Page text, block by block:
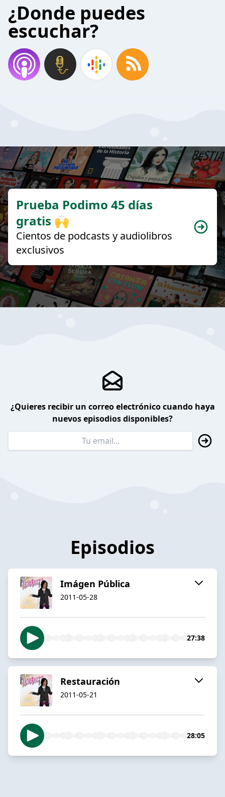
¿Donde puedes
escuchar?
Prueba Podimo 45 días
gratis 🙌
Cientos de podcasts y audiolibros
exclusivos
¿Quieres recibir un correo electrónico cuando haya
nuevos episodios disponibles?
Episodios
Imágen Pública
2011-05-28
27:38
Restauración
2011-05-21
28:05